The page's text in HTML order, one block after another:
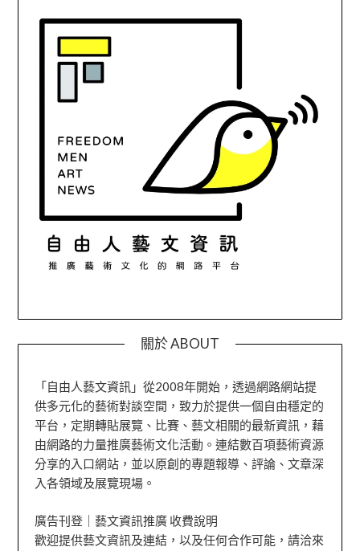
關於 ABOUT
「自由人藝文資訊」從2008年開始，透過網路網站提
供多元化的藝術對談空間，致力於提供一個自由穩定的
平台，定期轉貼展覽、比賽、藝文相關的最新資訊，藉
由網路的力量推廣藝術文化活動。連結數百項藝術資源
分享的入口網站，並以原創的專題報導、評論、文章深
入各領域及展覽現場。
廣告刊登｜藝文資訊推廣 收費說明
歡迎提供藝文資訊及連結，以及任何合作可能，請洽來